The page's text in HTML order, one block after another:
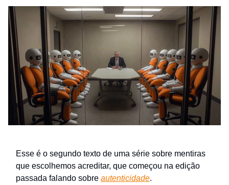
Esse é o segundo texto de uma série sobre mentiras
que escolhemos acreditar, que começou na edição
passada falando sobre autenticidade.